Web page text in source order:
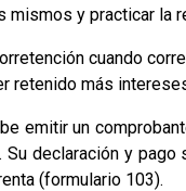
y practicar la
cuando
retenido más
emitir un
declaración y
(formulario 103).